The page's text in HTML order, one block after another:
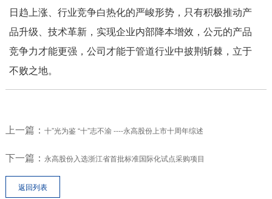
日趋上涨、行业竞争白热化的严峻形势，只有积极推动产
品升级、技术革新，实现企业内部降本增效，公元的产品
竞争力才能更强，公司才能于管道行业中披荆斩棘，立于
不败之地。
上一篇： 十”光为鉴 “十”志不渝 ----永高股份上市十周年综述
下一篇： 永高股份入选浙江省首批标准国际化试点采购项目